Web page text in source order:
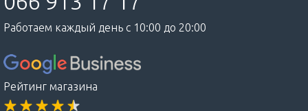
Работаем каждый день с 10:00 до 20:00
Рейтинг магазина